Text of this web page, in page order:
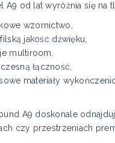
A9 od lat wyróżnia się na
wzornictwo,
jakość dźwięku,
multiroom,
łączność,
materiały
A9 doskonale
czy przestrzeniach